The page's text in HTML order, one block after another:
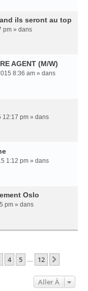
ils seront au top
pm » dans
AGENT (M/W)
8:36 am » dans
12:17 pm » dans
1:12 pm » dans
Oslo
pm » dans
4 5 … 12
Aller À